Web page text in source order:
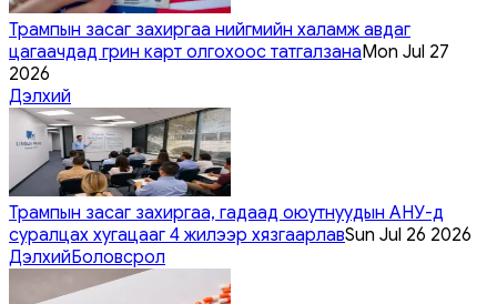
Трампын засаг захиргаа нийгмийн халамж авдаг
цагаачдад грин карт олгохоос татгалзанаMon Jul 27
2026
Дэлхий
Трампын засаг захиргаа, гадаад оюутнуудын АНУ-д
суралцах хугацааг 4 жилээр хязгаарлавSun Jul 26 2026
ДэлхийБоловсрол